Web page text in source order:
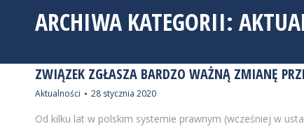
ARCHIWA KATEGORII:
ZWIĄZEK ZGŁASZA BARDZO WAŻNĄ ZMIANĘ
Aktualności 28 stycznia 2020
Od kilku lat w polskim systemie prawnym (wcześniej w